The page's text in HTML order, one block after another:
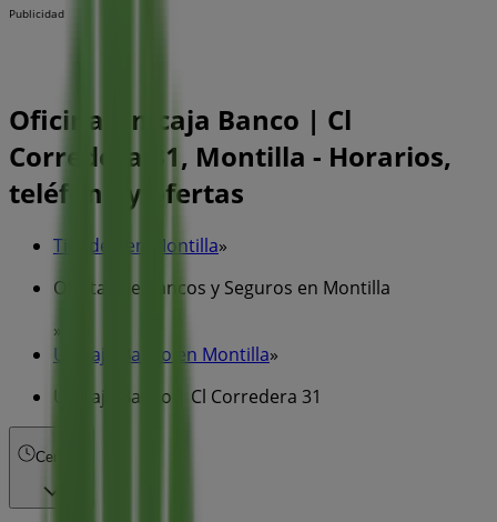
Publicidad
Oficina Unicaja Banco | Cl
Corredera 31, Montilla - Horarios,
teléfono y ofertas
Tiendeo en Montilla»
Ofertas de Bancos y Seguros en Montilla
»
Unicaja Banco en Montilla»
Unicaja Banco | Cl Corredera 31
Cerrado